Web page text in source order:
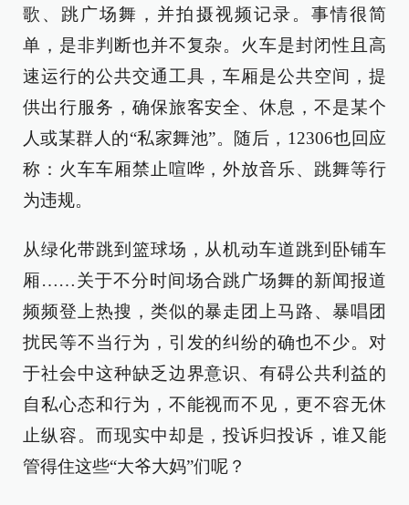
歌、跳广场舞，并拍摄视频记录。事情很简
单，是非判断也并不复杂。火车是封闭性且高
速运行的公共交通工具，车厢是公共空间，提
供出行服务，确保旅客安全、休息，不是某个
人或某群人的“私家舞池”。随后，12306也回应
称：火车车厢禁止喧哗，外放音乐、跳舞等行
为违规。
从绿化带跳到篮球场，从机动车道跳到卧铺车
厢……关于不分时间场合跳广场舞的新闻报道
频频登上热搜，类似的暴走团上马路、暴唱团
扰民等不当行为，引发的纠纷的确也不少。对
于社会中这种缺乏边界意识、有碍公共利益的
自私心态和行为，不能视而不见，更不容无休
止纵容。而现实中却是，投诉归投诉，谁又能
管得住这些“大爷大妈”们呢？